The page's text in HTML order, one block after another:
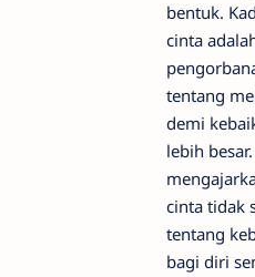
bentuk.
cinta
tentang
demi
lebih
cinta tidak
tentang
bagi diri